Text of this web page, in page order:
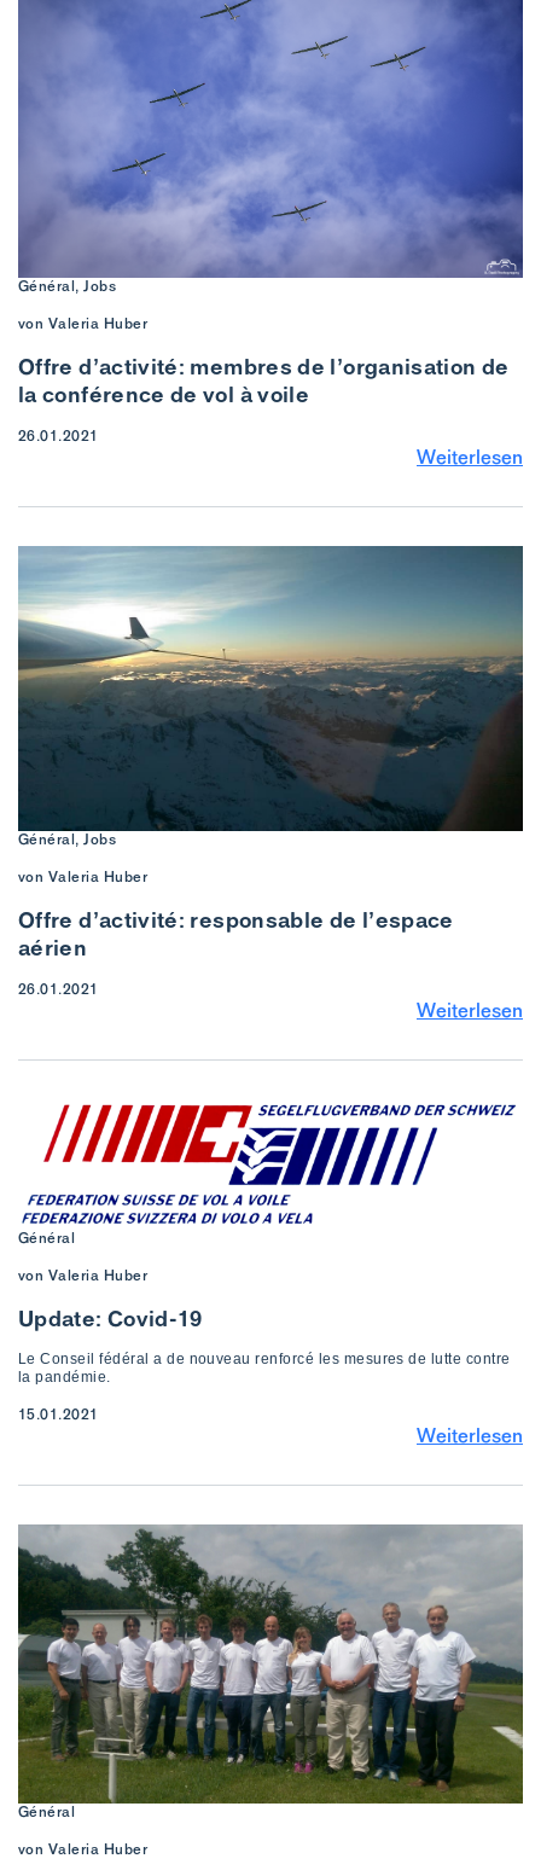
Général, Jobs
von Valeria Huber
Offre d’activité: membres de l’organisation de
la conférence de vol à voile
26.01.2021
Weiterlesen
Général, Jobs
von Valeria Huber
Offre d’activité: responsable de l’espace
aérien
26.01.2021
Weiterlesen
Général
von Valeria Huber
Update: Covid-19
Le Conseil fédéral a de nouveau renforcé les mesures de lutte contre
la pandémie.
15.01.2021
Weiterlesen
Général
von Valeria Huber